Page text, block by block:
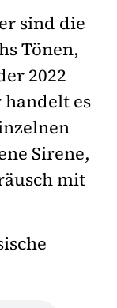
sind die
Tönen,
2022
es
Sirene,
mit